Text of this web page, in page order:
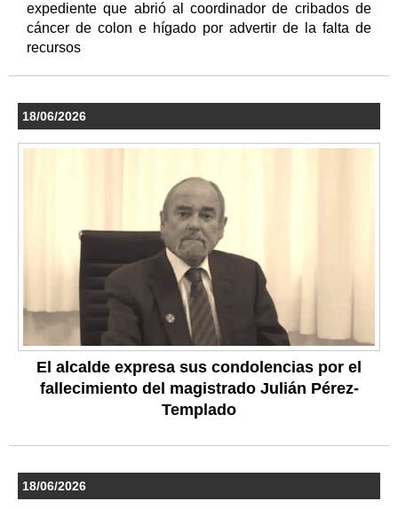
expediente que abrió al coordinador de cribados de
cáncer de colon e hígado por advertir de la falta de
recursos
18/06/2026
El alcalde expresa sus condolencias por el
fallecimiento del magistrado Julián Pérez-
Templado
18/06/2026